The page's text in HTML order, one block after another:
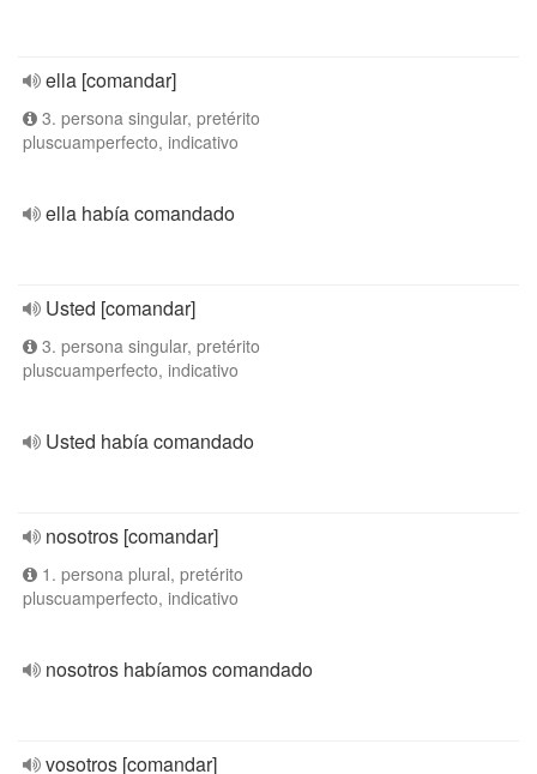
ella [comandar]
3. persona singular, pretérito
pluscuamperfecto, indicativo
ella había comandado
Usted [comandar]
3. persona singular, pretérito
pluscuamperfecto, indicativo
Usted había comandado
nosotros [comandar]
1. persona plural, pretérito
pluscuamperfecto, indicativo
nosotros habíamos comandado
vosotros [comandar]